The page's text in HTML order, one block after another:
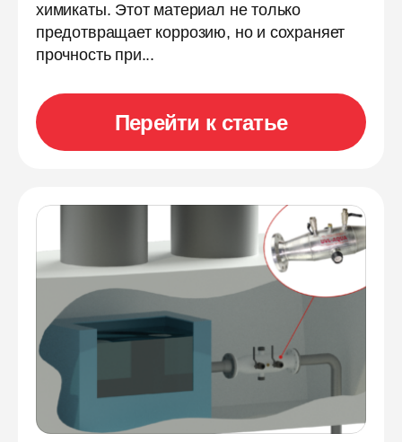
химикаты. Этот материал не только
предотвращает коррозию, но и сохраняет
прочность при...
Перейти к статье